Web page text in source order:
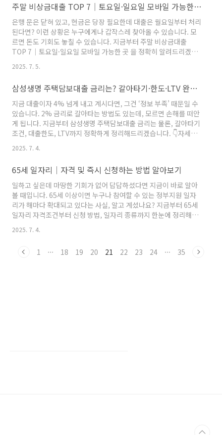
발기금 채cheerful24.com 모르면 손해 보는 정보 새출발기금 채
무조정이란?새출발기금 채무조정은 코로나19 이후 경기 불황으로
인해 채무 상환이 어려워진 자영업자 및 소상공인을 위한 정부 주도
금융지원 제도입니다. 특히 2020년 4월부터..
주말 비상금대출 TOP 7│토요일·일요일 모바일 가능한 곳
은행 문은 닫혀 있고, 현금은 당장 필요한데 대출은 월요일부터 처리
된다면? 이런 상황은 누구에게나 갑작스레 찾아올 수 있습니다. 모
르면 돈도 기회도 놓칠 수 있습니다. 지금부터 주말 비상금대출
TOP 7│토요일·일요일 모바일 가능한 곳 을 정확히 알려드리겠습
무서류 모바일 소액대출 급전 추천 - 치어풀24토요일·일요일 급히
넘쳐납니다. 사전에 무서류 급전 소액대출을 신청하는 것이 주요한
데요. 지금부터 모바일 주말대출 가cheerful24.com 모르면 손해
보는 정보 주말대출 가능한 곳 찾는 비법주말 비상금대출 상품은 대
부분 소득이나 직장 유무를 따지지 않고 신용정보..
2025. 7. 5.
삼성생명 주택담보대출 금리는? 갈아타기·한도·LTV 완벽정리
지금 대출이자 4% 넘게 내고 계시다면, 그건 ‘정보 부족’ 때문일 수
있습니다. 2% 금리로 갈아타는 방법도 있는데, 모르면 손해를 떠안
게 됩니다. 지금부터 삼성생명 주택담보대출 금리는 물론, 갈아타기
조건, 대출한도, LTV까지 정확하게 정리해드리겠습니다. 👇자세한
았습니다(+금리) - 치어풀24주담대를 찾고 계신가요? 무작정 1금
지금부터 만족도 높은 삼성생명 주택담보대출 후기 및 한도 10억 받
은 경험담을 말씀드리cheerful24.com 모르면 손해 보는 정보 삼
성생명 주택담보대출이란?삼성생명 주택담보대출은 본인 소유의
아파트를 담보로 설정해 중장기 자금을 마련할 수..
2025. 7. 4.
65세 일자리│자격 및 즉시 신청하는 방법 알아보기
일하고 싶은데 마땅한 기회가 없어 답답하셨다면 지금이 바로 알아
볼 때입니다. 65세 이상이면 누구나 참여할 수 있는 정부지원 일자
리가 해마다 확대되고 있다는 사실, 알고 계셨나요? 지금부터 65세
일자리 자격조건부터 신청 방법, 일자리 종류까지 한눈에 정리해드
인 65세 일자리는 총 5가지 유형으로 구성되며, 각각의 성격에 따라
문, 지역 환경정비, 취약계층 지원 등 지역사회와 연계된 봉사 중심
2025. 7. 4.
1 ··· 18 19 20 21 22 23 24 ··· 35